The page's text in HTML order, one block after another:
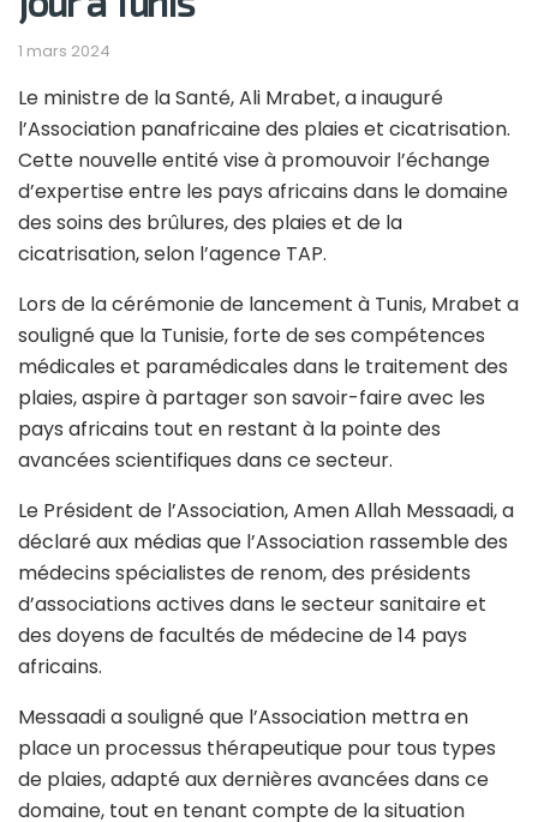
1 mars 2024
Le ministre de la Santé, Ali Mrabet, a inauguré
l’Association panafricaine des plaies et cicatrisation.
Cette nouvelle entité vise à promouvoir l’échange
d’expertise entre les pays africains dans le domaine
des soins des brûlures, des plaies et de la
cicatrisation, selon l’agence TAP.
Lors de la cérémonie de lancement à Tunis, Mrabet a
souligné que la Tunisie, forte de ses compétences
médicales et paramédicales dans le traitement des
plaies, aspire à partager son savoir-faire avec les
pays africains tout en restant à la pointe des
avancées scientifiques dans ce secteur.
Le Président de l’Association, Amen Allah Messaadi, a
déclaré aux médias que l’Association rassemble des
médecins spécialistes de renom, des présidents
d’associations actives dans le secteur sanitaire et
des doyens de facultés de médecine de 14 pays
africains.
Messaadi a souligné que l’Association mettra en
place un processus thérapeutique pour tous types
de plaies, adapté aux dernières avancées dans ce
domaine, tout en tenant compte de la situation